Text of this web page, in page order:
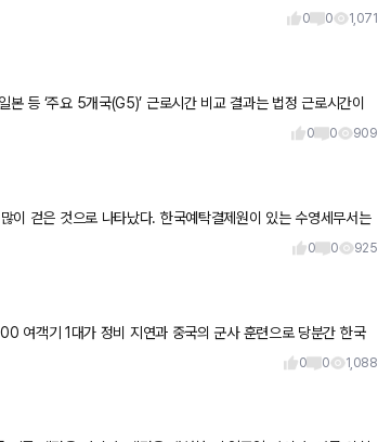
0 0 1,071
본 등 ‘주요 5개국(G5)’ 근로시간 비교 결과는 법정 근로시간이
0 0 909
이 걷은 것으로 나타났다. 한국예탁결제원이 있는 수영세무서는
0 0 925
여객기 1대가 정비 지연과 중국의 군사 훈련으로 당분간 한국
0 0 1,088